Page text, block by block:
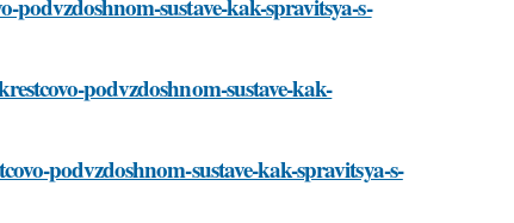
podvzdoshnom-sustave-kak-spravitsya-s-
podvzdoshnom-sustave-kak-
podvzdoshnom-sustave-kak-spravitsya-s-